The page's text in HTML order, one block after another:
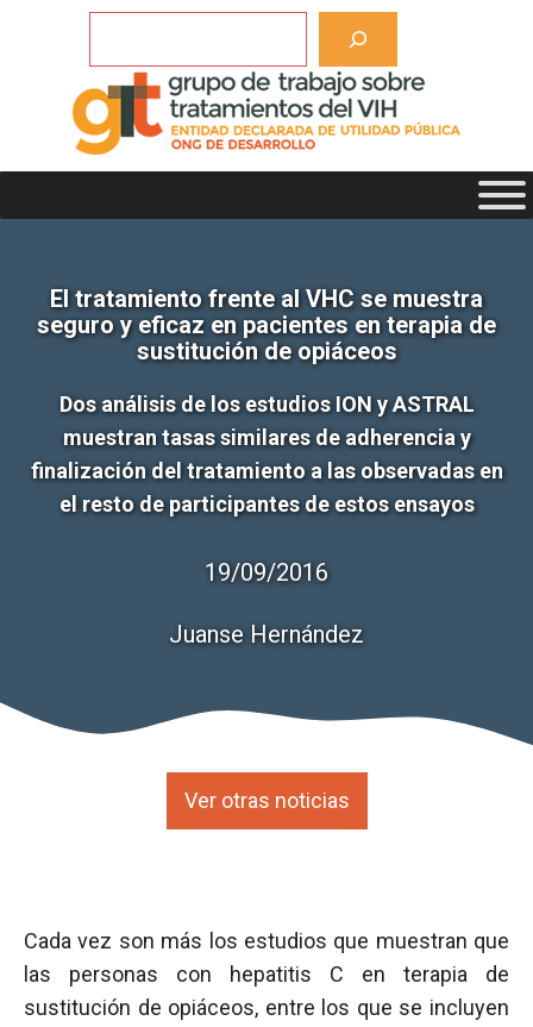
El tratamiento frente al VHC se muestra
seguro y eficaz en pacientes en terapia de
sustitución de opiáceos
Dos análisis de los estudios ION y ASTRAL
muestran tasas similares de adherencia y
finalización del tratamiento a las observadas en
el resto de participantes de estos ensayos
19/09/2016
Juanse Hernández
Ver otras noticias
Cada vez son más los estudios que muestran que
las personas con hepatitis C en terapia de
sustitución de opiáceos, entre los que se incluyen